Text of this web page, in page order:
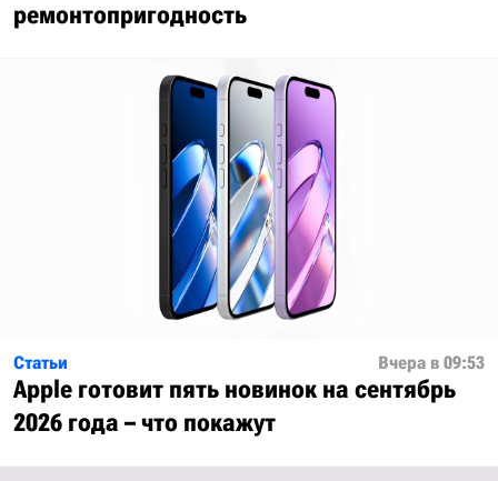
ремонтопригодность
Статьи Вчера в 09:53
Apple готовит пять новинок на сентябрь
2026 года – что покажут